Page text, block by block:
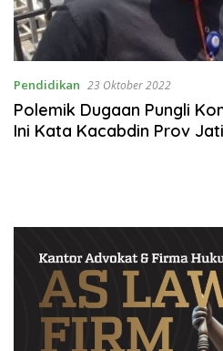
Pendidikan 23 Oktober 2022
Polemik Dugaan Pungli
Ini Kata Kacabdin Prov